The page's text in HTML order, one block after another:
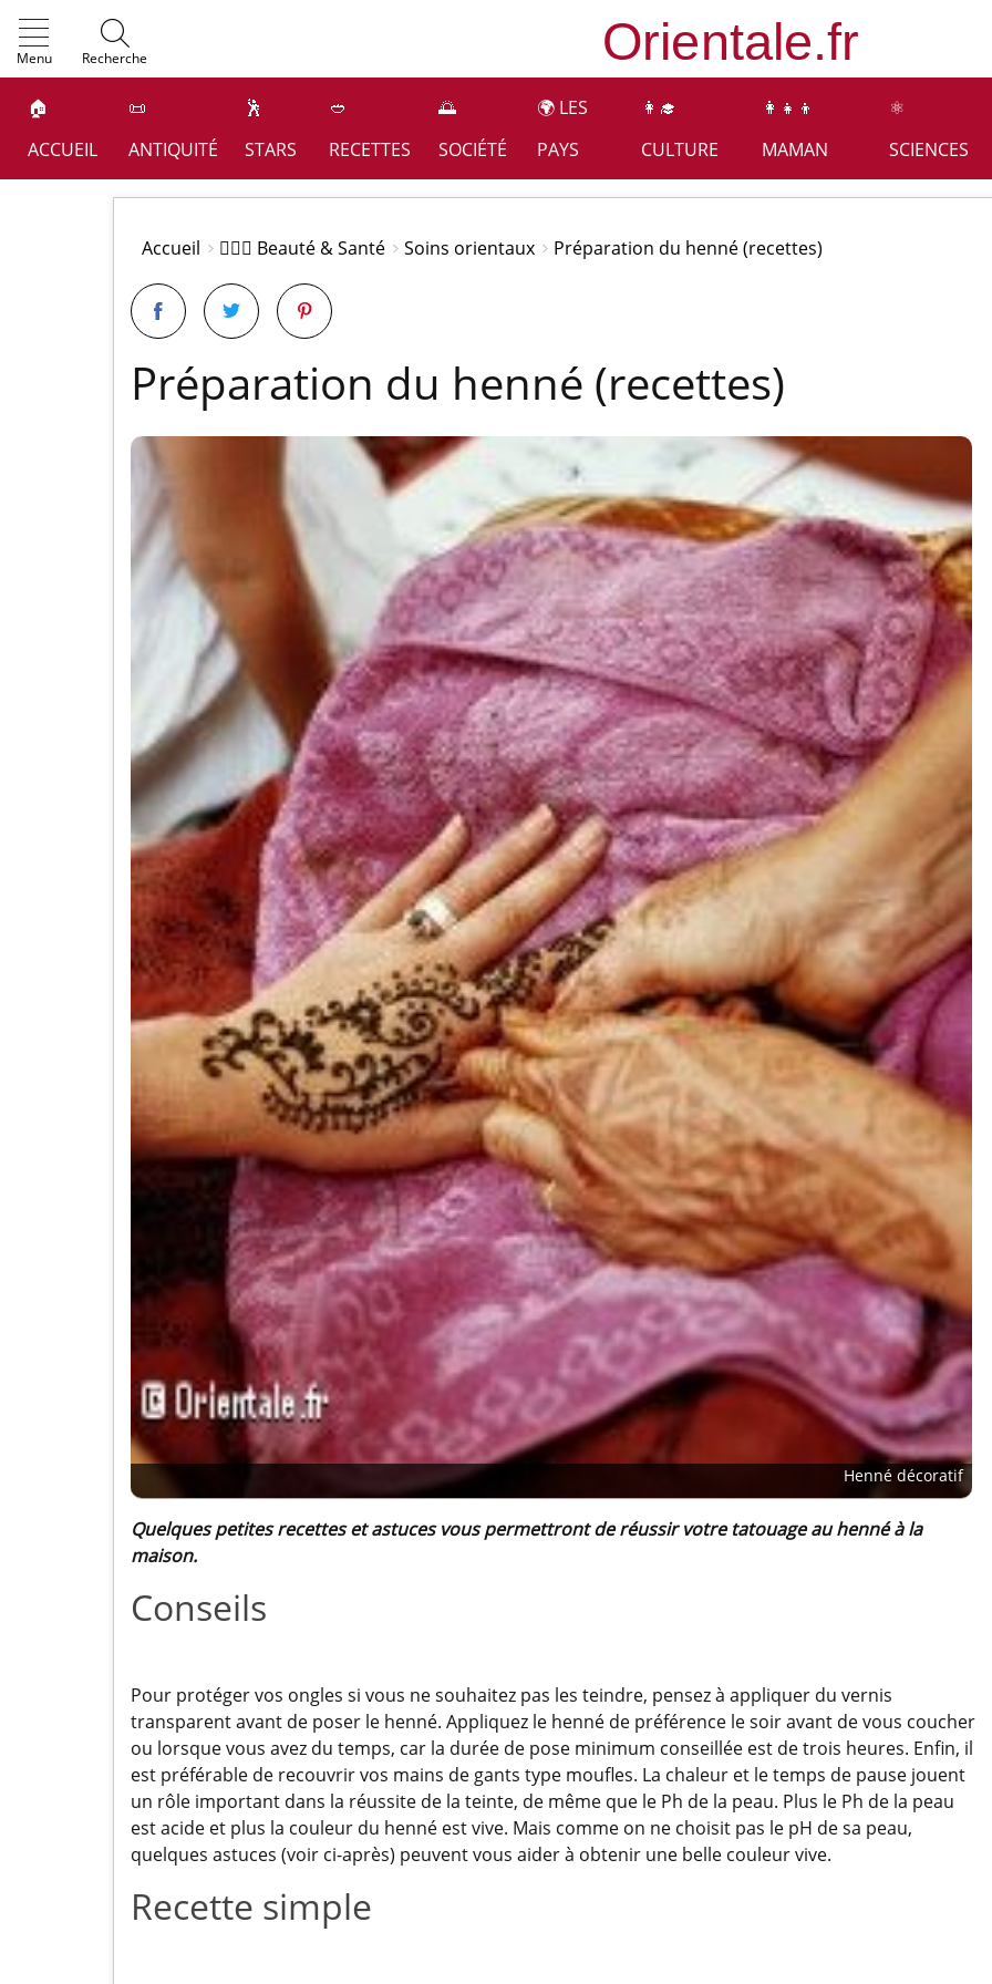
Menu Recherche
🏠
ACCUEIL
📜
ANTIQUITÉ
🕺
STARS
🥙
RECETTES
🌅
SOCIÉTÉ
🌍 LES
PAYS
👩‍🎓
CULTURE
👩‍👧‍👦
MAMAN
⚛️
SCIENCES
Accueil 👩🏻‍⚕️ Beauté & Santé Soins orientaux Préparation du henné (recettes)
Préparation du henné (recettes)
Henné décoratif
Quelques petites recettes et astuces vous permettront de réussir votre tatouage au henné à la
maison.
Conseils
Pour protéger vos ongles si vous ne souhaitez pas les teindre, pensez à appliquer du vernis
transparent avant de poser le henné. Appliquez le henné de préférence le soir avant de vous coucher
ou lorsque vous avez du temps, car la durée de pose minimum conseillée est de trois heures. Enfin, il
est préférable de recouvrir vos mains de gants type moufles. La chaleur et le temps de pause jouent
un rôle important dans la réussite de la teinte, de même que le Ph de la peau. Plus le Ph de la peau
est acide et plus la couleur du henné est vive. Mais comme on ne choisit pas le pH de sa peau,
quelques astuces (voir ci-après) peuvent vous aider à obtenir une belle couleur vive.
Recette simple